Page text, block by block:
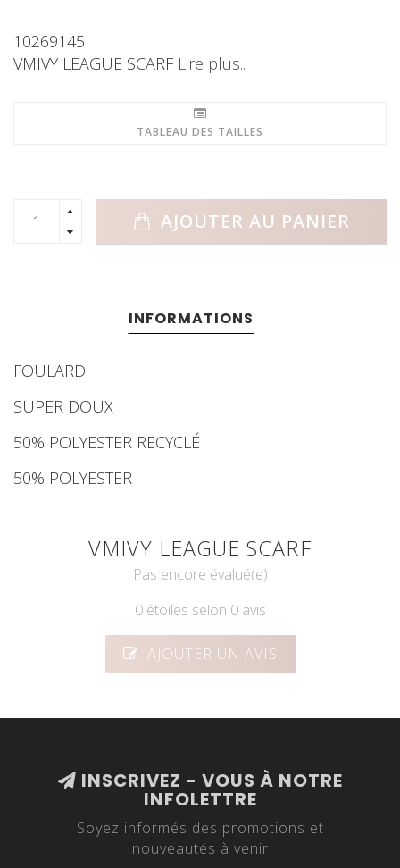
10269145
VMIVY LEAGUE SCARF Lire plus..
TABLEAU DES TAILLES
AJOUTER AU PANIER
INFORMATIONS
FOULARD
SUPER DOUX
50% POLYESTER RECYCLÉ
50% POLYESTER
VMIVY LEAGUE SCARF
Pas encore évalué(e)
0 étoiles selon 0 avis
AJOUTER UN AVIS
INSCRIVEZ - VOUS À NOTRE
INFOLETTRE
Soyez informés des promotions et
nouveautés à venir